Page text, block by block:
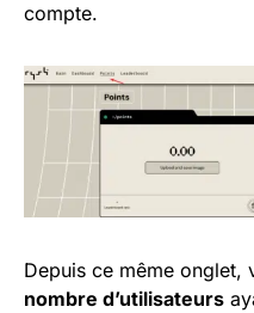
compte.
Depuis ce même onglet,
nombre d’utilisateurs